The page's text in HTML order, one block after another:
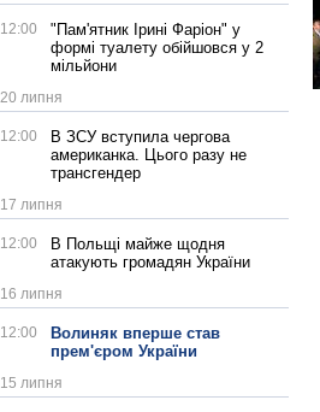
12:00
"Пам'ятник Ірині Фаріон" у
формі туалету обійшовся у 2
мільйони
20 липня
12:00
В ЗСУ вступила чергова
американка. Цього разу не
трансгендер
17 липня
12:00
В Польщі майже щодня
атакують громадян України
16 липня
12:00
Волиняк вперше став
прем'єром України
15 липня